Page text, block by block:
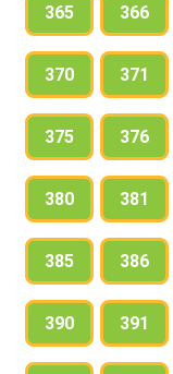
365 366
370 371
375 376
380 381
385 386
390 391